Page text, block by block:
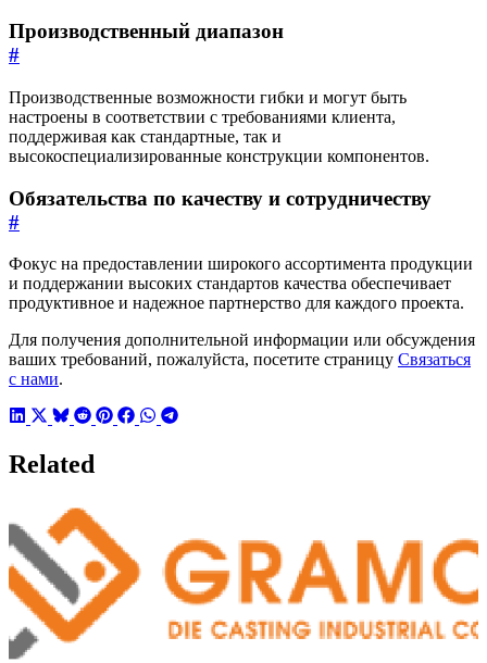
Производственный диапазон
#
Производственные возможности гибки и могут быть
настроены в соответствии с требованиями клиента,
поддерживая как стандартные, так и
высокоспециализированные конструкции компонентов.
Обязательства по качеству и сотрудничеству
#
Фокус на предоставлении широкого ассортимента продукции
и поддержании высоких стандартов качества обеспечивает
продуктивное и надежное партнерство для каждого проекта.
Для получения дополнительной информации или обсуждения
ваших требований, пожалуйста, посетите страницу Связаться
с нами.
Related